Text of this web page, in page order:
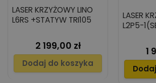
LASER KRZYŻOWY LINO
L6RS +STATYW TRI105
Cena
2 199,00 zł
Dodaj do koszyka
LASER
L2P5-
1